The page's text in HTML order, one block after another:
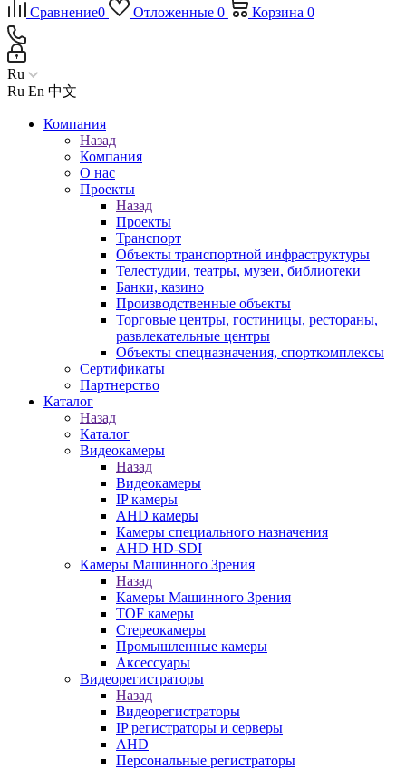
Сравнение0 Отложенные 0 Корзина 0
Ru
Ru En 中文
Компания
Назад
Компания
О нас
Проекты
Назад
Проекты
Транспорт
Объекты транспортной инфраструктуры
Телестудии, театры, музеи, библиотеки
Банки, казино
Производственные объекты
Торговые центры, гостиницы, рестораны,
развлекательные центры
Объекты спецназначения, спорткомплексы
Сертификаты
Партнерство
Каталог
Назад
Каталог
Видеокамеры
Назад
Видеокамеры
IP камеры
AHD камеры
Камеры специального назначения
AHD HD-SDI
Камеры Машинного Зрения
Назад
Камеры Машинного Зрения
TOF камеры
Стереокамеры
Промышленные камеры
Аксессуары
Видеорегистраторы
Назад
Видеорегистраторы
IP регистраторы и серверы
AHD
Персональные регистраторы